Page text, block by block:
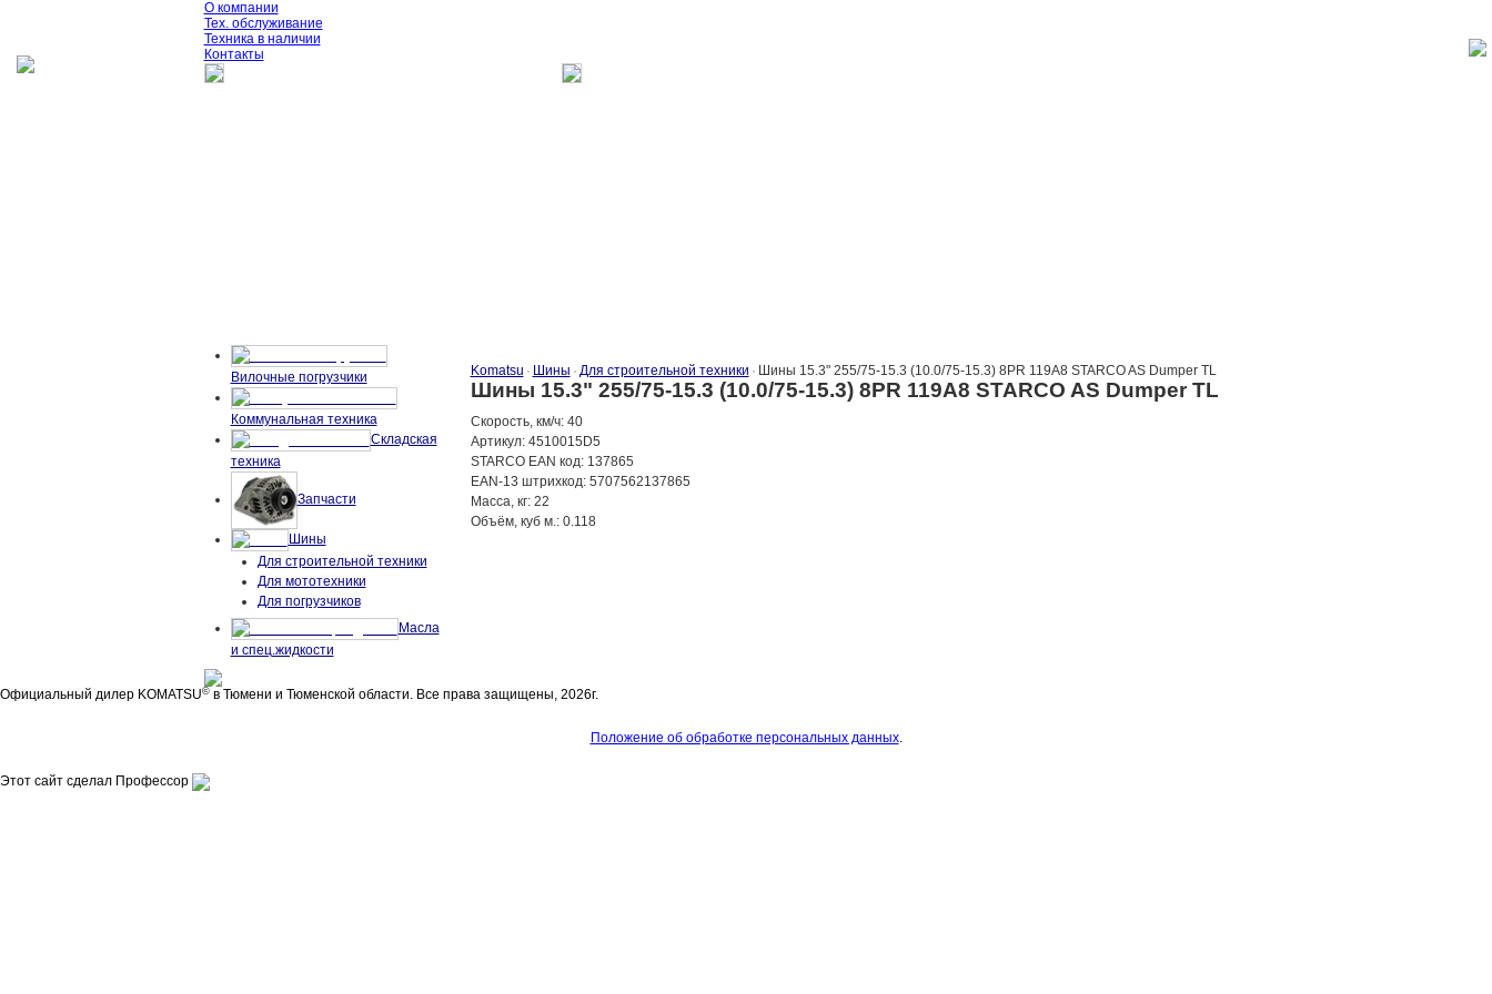
О компании
Тех. обслуживание
Техника в наличии
Контакты
Вилочные погрузчики
Коммунальная техника
Складская
техника
Запчасти
Шины
Для строительной техники
Для мототехники
Для погрузчиков
Масла
и спец.жидкости
Komatsu Шины Для строительной техники Шины 15.3" 255/75-15.3 (10.0/75-15.3) 8PR 119A8 STARCO AS Dumper TL
Шины 15.3" 255/75-15.3 (10.0/75-15.3) 8PR 119A8 STARCO AS Dumper TL
Скорость, км/ч: 40
Артикул: 4510015D5
STARCO EAN код: 137865
EAN-13 штрихкод: 5707562137865
Масса, кг: 22
Объём, куб м.: 0.118
Официальный дилер KOMATSU© в Тюмени и Тюменской области. Все права защищены, 2026г.
Положение об обработке персональных данных.
Этот сайт сделал Профессор